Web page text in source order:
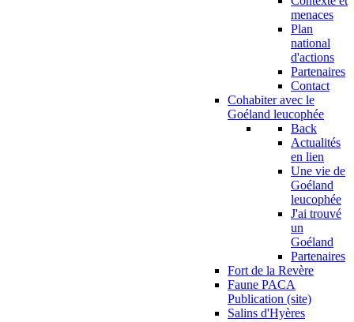
menaces
Plan
national
d'actions
Partenaires
Contact
Cohabiter avec le
Goéland leucophée
Back
Actualités
en lien
Une vie de
Goéland
leucophée
J'ai trouvé
un
Goéland
Partenaires
Fort de la Revère
Faune PACA
Publication (site)
Salins d'Hyères